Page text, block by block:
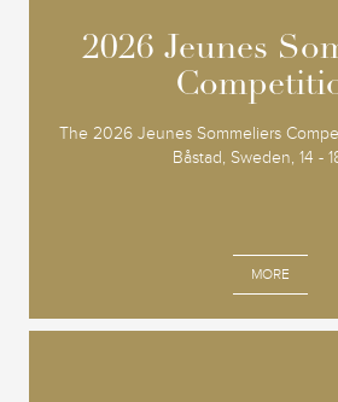
2026 Jeunes
The 2026 Jeunes Sommeliers
Båstad, Sweden, 14 -
MORE
2026 Jeunes